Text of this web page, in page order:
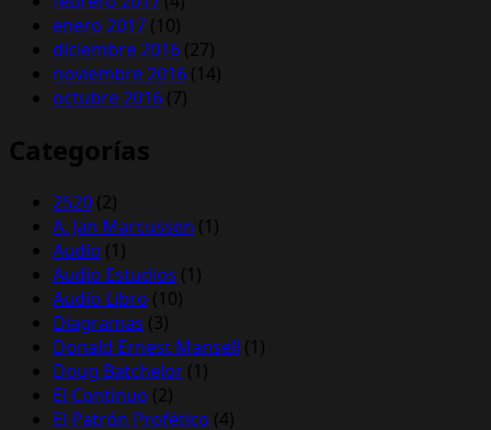
enero 2017 (10)
diciembre 2016 (27)
noviembre 2016 (14)
octubre 2016 (7)
Categorías
2520 (2)
A. Jan Marcussen (1)
Audio (1)
Audio Estudios (1)
Audio Libro (10)
Diagramas (3)
Donald Ernest Mansell (1)
Doug Batchelor (1)
El Continuo (2)
El Patrón Profético (4)